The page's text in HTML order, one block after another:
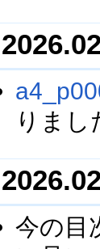
りまし
今の目